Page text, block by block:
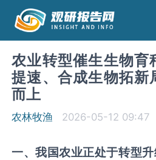
农业转型催生生物育
提速、合成生物拓新
而上
农林牧渔 2026-05-12 09:47
一、我国农业正处于转型